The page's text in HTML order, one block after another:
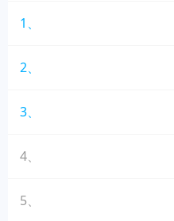
1、
2、
3、
4、
5、